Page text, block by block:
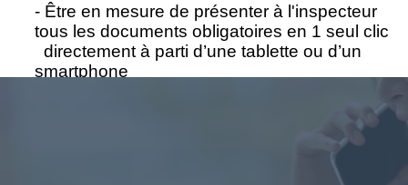
- Être en mesure de présenter à l'inspecteur
tous les documents obligatoires en 1 seul clic
directement à parti d’une tablette ou d’un
smartphone
- Automatiser vos contrôles températures dans
- Être accompagné pour le respect des
normes hygiène et la mise à jour de votre Plan